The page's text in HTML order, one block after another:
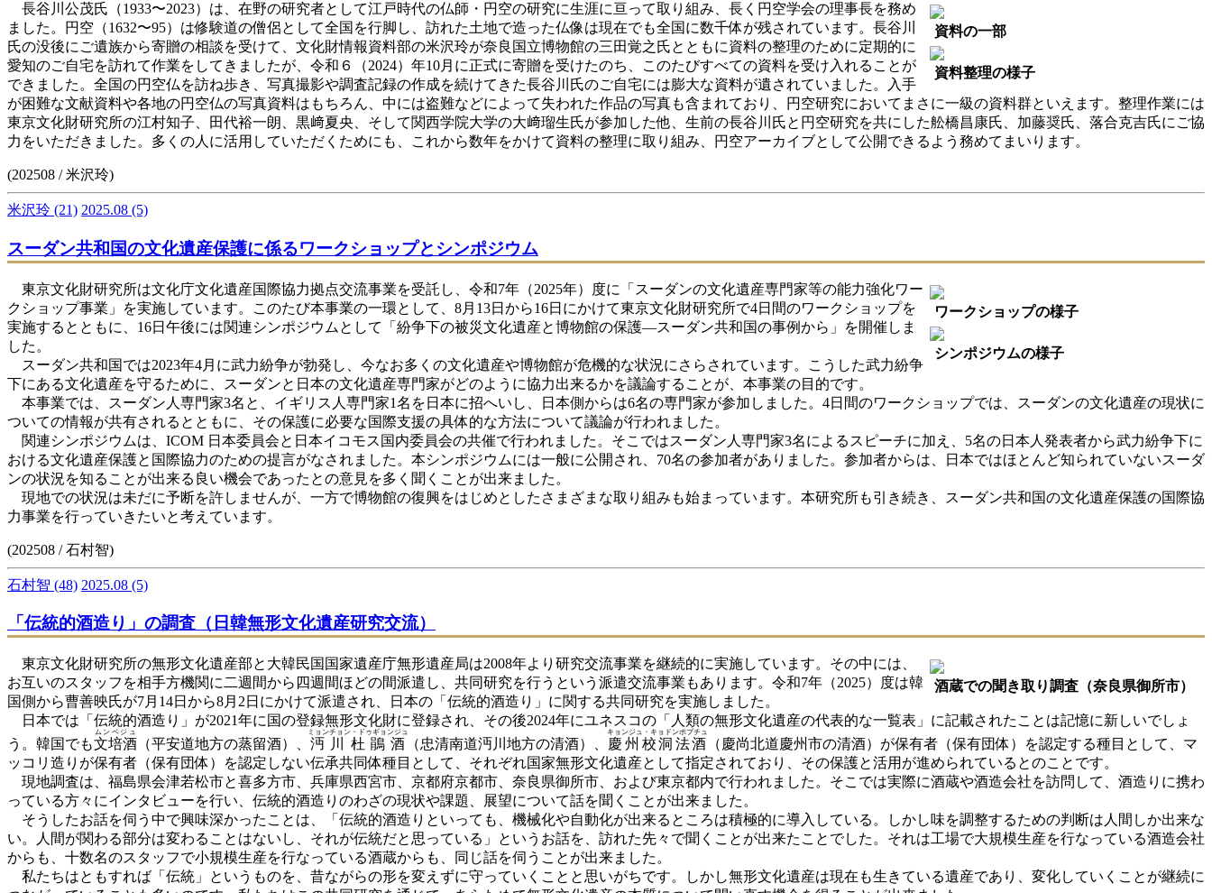
資料の一部
資料整理の様子
長谷川公茂氏（1933〜2023）は、在野の研究者として江戸時代の仏師・円空の研究に生涯に亘って取り組み、長く円空学会の理事長を務め
ました。円空（1632〜95）は修験道の僧侶として全国を行脚し、訪れた土地で造った仏像は現在でも全国に数千体が残されています。長谷川
氏の没後にご遺族から寄贈の相談を受けて、文化財情報資料部の米沢玲が奈良国立博物館の三田覚之氏とともに資料の整理のために定期的に
愛知のご自宅を訪れて作業をしてきましたが、令和６（2024）年10月に正式に寄贈を受けたのち、このたびすべての資料を受け入れることが
できました。全国の円空仏を訪ね歩き、写真撮影や調査記録の作成を続けてきた長谷川氏のご自宅には膨大な資料が遺されていました。入手
が困難な文献資料や各地の円空仏の写真資料はもちろん、中には盗難などによって失われた作品の写真も含まれており、円空研究においてまさに一級の資料群といえます。整理作業には
東京文化財研究所の江村知子、田代裕一朗、黒﨑夏央、そして関西学院大学の大﨑瑠生氏が参加した他、生前の長谷川氏と円空研究を共にした舩橋昌康氏、加藤奨氏、落合克吉氏にご協
力をいただきました。多くの人に活用していただくためにも、これから数年をかけて資料の整理に取り組み、円空アーカイブとして公開できるよう務めてまいります。
(202508 / 米沢玲)
米沢玲 (21) 2025.08 (5)
スーダン共和国の文化遺産保護に係るワークショップとシンポジウム
ワークショップの様子
シンポジウムの様子
東京文化財研究所は文化庁文化遺産国際協力拠点交流事業を受託し、令和7年（2025年）度に「スーダンの文化遺産専門家等の能力強化ワー
クショップ事業」を実施しています。このたび本事業の一環として、8月13日から16日にかけて東京文化財研究所で4日間のワークショップを
実施するとともに、16日午後には関連シンポジウムとして「紛争下の被災文化遺産と博物館の保護―スーダン共和国の事例から」を開催しま
した。
スーダン共和国では2023年4月に武力紛争が勃発し、今なお多くの文化遺産や博物館が危機的な状況にさらされています。こうした武力紛争
下にある文化遺産を守るために、スーダンと日本の文化遺産専門家がどのように協力出来るかを議論することが、本事業の目的です。
本事業では、スーダン人専門家3名と、イギリス人専門家1名を日本に招へいし、日本側からは6名の専門家が参加しました。4日間のワークショップでは、スーダンの文化遺産の現状に
ついての情報が共有されるとともに、その保護に必要な国際支援の具体的な方法について議論が行われました。
関連シンポジウムは、ICOM 日本委員会と日本イコモス国内委員会の共催で行われました。そこではスーダン人専門家3名によるスピーチに加え、5名の日本人発表者から武力紛争下に
おける文化遺産保護と国際協力のための提言がなされました。本シンポジウムには一般に公開され、70名の参加者がありました。参加者からは、日本ではほとんど知られていないスーダ
ンの状況を知ることが出来る良い機会であったとの意見を多く聞くことが出来ました。
現地での状況は未だに予断を許しませんが、一方で博物館の復興をはじめとしたさまざまな取り組みも始まっています。本研究所も引き続き、スーダン共和国の文化遺産保護の国際協
力事業を行っていきたいと考えています。
(202508 / 石村智)
石村智 (48) 2025.08 (5)
「伝統的酒造り」の調査（日韓無形文化遺産研究交流）
酒蔵での聞き取り調査（奈良県御所市）
東京文化財研究所の無形文化遺産部と大韓民国国家遺産庁無形遺産局は2008年より研究交流事業を継続的に実施しています。その中には、
お互いのスタッフを相手方機関に二週間から四週間ほどの間派遣し、共同研究を行うという派遣交流事業もあります。令和7年（2025）度は韓
国側から曹善映氏が7月14日から8月2日にかけて派遣され、日本の「伝統的酒造り」に関する共同研究を実施しました。
日本では「伝統的酒造り」が2021年に国の登録無形文化財に登録され、その後2024年にユネスコの「人類の無形文化遺産の代表的な一覧表」に記載されたことは記憶に新しいでしょ
う。韓国でも文培酒
ムンベジュ
（平安道地方の蒸留酒）、 沔川杜鵑酒
ミョンチョン・ドゥギョンジュ
（忠清南道沔川地方の清酒）、 慶州校洞法酒
キョンジュ・キョドンポプチュ
（慶尚北道慶州市の清酒）が保有者（保有団体）を認定する種目として、マ
ッコリ造りが保有者（保有団体）を認定しない伝承共同体種目として、それぞれ国家無形文化遺産として指定されており、その保護と活用が進められているとのことです。
現地調査は、福島県会津若松市と喜多方市、兵庫県西宮市、京都府京都市、奈良県御所市、および東京都内で行われました。そこでは実際に酒蔵や酒造会社を訪問して、酒造りに携わ
っている方々にインタビューを行い、伝統的酒造りのわざの現状や課題、展望について話を聞くことが出来ました。
そうしたお話を伺う中で興味深かったことは、「伝統的酒造りといっても、機械化や自動化が出来るところは積極的に導入している。しかし味を調整するための判断は人間しか出来な
い。人間が関わる部分は変わることはないし、それが伝統だと思っている」というお話を、訪れた先々で聞くことが出来たことでした。それは工場で大規模生産を行なっている酒造会社
からも、十数名のスタッフで小規模生産を行なっている酒蔵からも、同じ話を伺うことが出来ました。
私たちはともすれば「伝統」というものを、昔ながらの形を変えずに守っていくことと思いがちです。しかし無形文化遺産は現在も生きている遺産であり、変化していくことが継続に